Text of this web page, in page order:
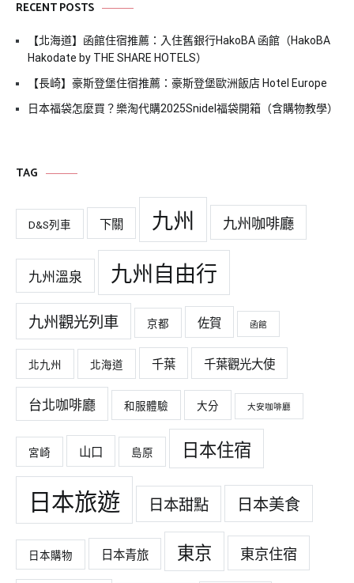
RECENT POSTS
【北海道】函館住宿推薦：入住舊銀行HakoBA 函館（HakoBA
Hakodate by THE SHARE HOTELS）
【長崎】豪斯登堡住宿推薦：豪斯登堡歐洲飯店 Hotel Europe
日本福袋怎麼買？樂淘代購2025Snidel福袋開箱（含購物教學）
TAG
D&S列車 下關 九州 九州咖啡廳
九州溫泉 九州自由行
九州觀光列車 京都 佐賀 函館
北九州 北海道 千葉 千葉觀光大使
台北咖啡廳 和服體驗 大分 大安咖啡廳
宮崎 山口 島原 日本住宿
日本旅遊 日本甜點 日本美食
日本購物 日本青旅 東京 東京住宿